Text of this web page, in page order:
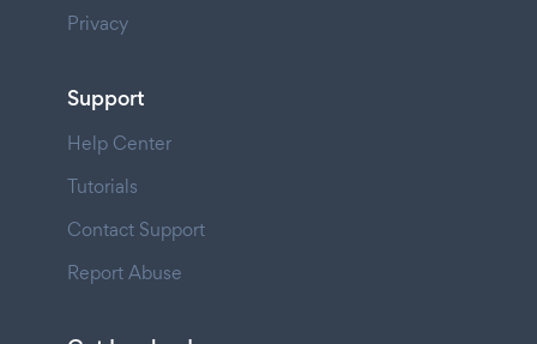
Privacy
Support
Help Center
Tutorials
Contact Support
Report Abuse